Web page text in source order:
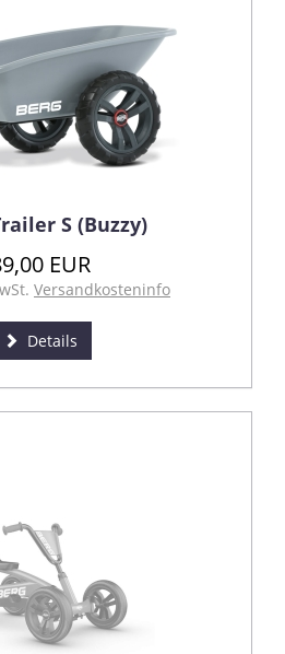
S (Buzzy)
EUR
Versandkosteninfo
Details